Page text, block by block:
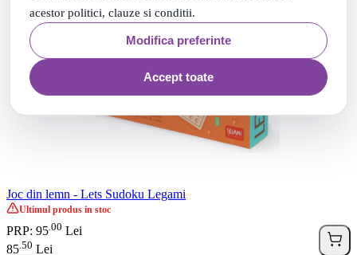
acestor politici, clauze si conditii.
Modifica preferinte
Accept toate
Joc din lemn - Lets Sudoku Legami
Ultimul produs in stoc
PRP: 95 00 Lei
85 50 Lei